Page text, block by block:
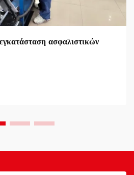
ασφαλιστικών